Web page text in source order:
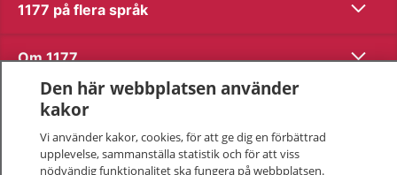
1177 på flera språk
Om 1177 Visa
Kontakt
Behandling av personuppgifter
Den här webbplatsen använder
kakor
Vi använder kakor, cookies, för att ge dig en förbättrad
upplevelse, sammanställa statistik och för att viss
nödvändig funktionalitet ska fungera på webbplatsen.